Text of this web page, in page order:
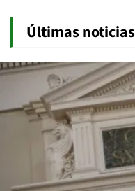
Últimas noticias